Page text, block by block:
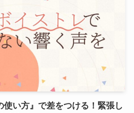
使い方』で差をつける！緊張し